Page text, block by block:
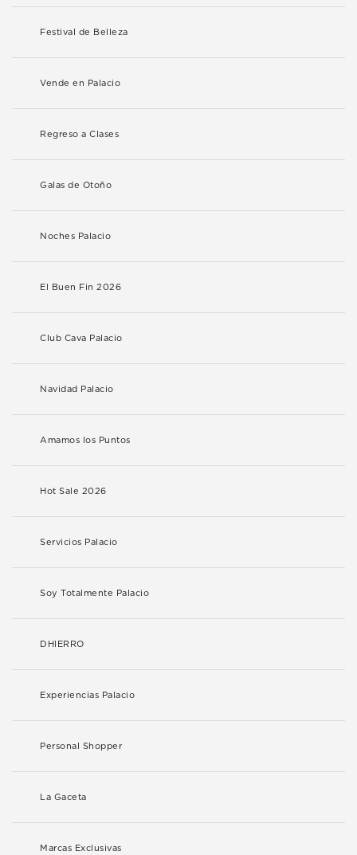
Festival de Belleza
Vende en Palacio
Regreso a Clases
Galas de Otoño
Noches Palacio
El Buen Fin 2026
Club Cava Palacio
Navidad Palacio
Amamos los Puntos
Hot Sale 2026
Servicios Palacio
Soy Totalmente Palacio
DHIERRO
Experiencias Palacio
Personal Shopper
La Gaceta
Marcas Exclusivas